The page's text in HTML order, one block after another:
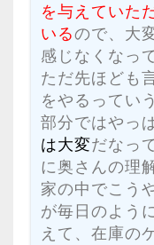
を与えていた
いるので、大
感じなくなっ
ただ先ほども
をやるってい
部分ではやっ
は大変だなっ
に奥さんの理
家の中でこう
が毎日のよう
えて、在庫の